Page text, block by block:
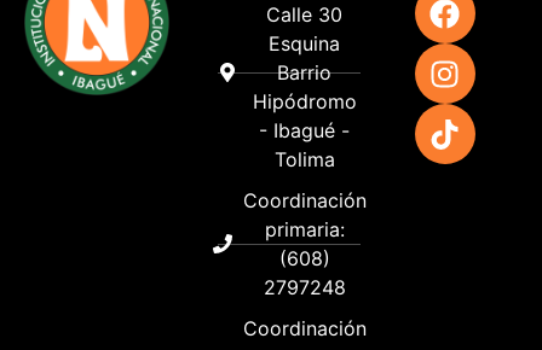
Calle 30
Esquina
Barrio
Hipódromo
- Ibagué -
Tolima
Coordinación
primaria:
(608)
2797248
Coordinación